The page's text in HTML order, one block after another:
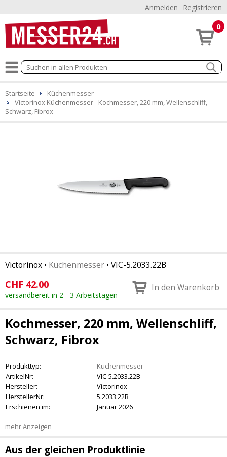
Anmelden Registrieren
0
Startseite
Küchenmesser
Victorinox Küchenmesser - Kochmesser, 220 mm, Wellenschliff,
Schwarz, Fibrox
Victorinox • Küchenmesser • VIC-5.2033.22B
CHF 42.00
versandbereit in 2 - 3 Arbeitstagen
In den Warenkorb
Kochmesser, 220 mm, Wellenschliff,
Schwarz, Fibrox
Produkttyp:
Küchenmesser
ArtikelNr:
VIC-5.2033.22B
Hersteller:
Victorinox
HerstellerNr:
5.2033.22B
Erschienen im:
Januar 2026
mehr Anzeigen
Aus der gleichen Produktlinie